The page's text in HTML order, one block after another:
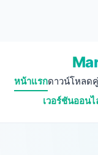
หน้าแรกดาวน์โหลด
เวอร์ชันออน